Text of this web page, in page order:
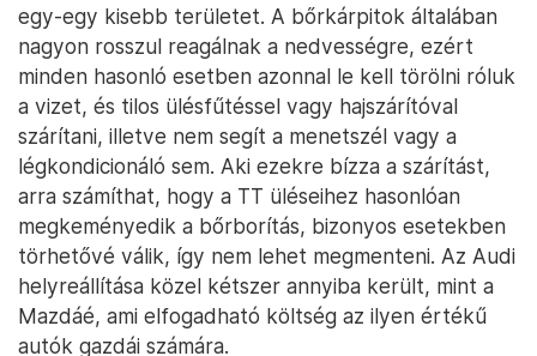
egy-egy kisebb területet. A bőrkárpitok általában
nagyon rosszul reagálnak a nedvességre, ezért
minden hasonló esetben azonnal le kell törölni róluk
a vizet, és tilos ülésfűtéssel vagy hajszárítóval
szárítani, illetve nem segít a menetszél vagy a
légkondicionáló sem. Aki ezekre bízza a szárítást,
arra számíthat, hogy a TT üléseihez hasonlóan
megkeményedik a bőrborítás, bizonyos esetekben
törhetővé válik, így nem lehet megmenteni. Az Audi
helyreállítása közel kétszer annyiba került, mint a
Mazdáé, ami elfogadható költség az ilyen értékű
autók gazdái számára.